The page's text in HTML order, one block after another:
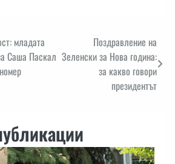
младата
Саша Паскал
Поздравление на
Зеленски за Нова година:
за какво говори
президентът